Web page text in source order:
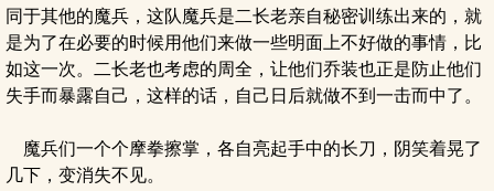
同于其他的魔兵，这队魔兵是二长老亲自秘密训练出来的，就
是为了在必要的时候用他们来做一些明面上不好做的事情，比
如这一次。二长老也考虑的周全，让他们乔装也正是防止他们
失手而暴露自己，这样的话，自己日后就做不到一击而中了。
魔兵们一个个摩拳擦掌，各自亮起手中的长刀，阴笑着晃了
几下，变消失不见。